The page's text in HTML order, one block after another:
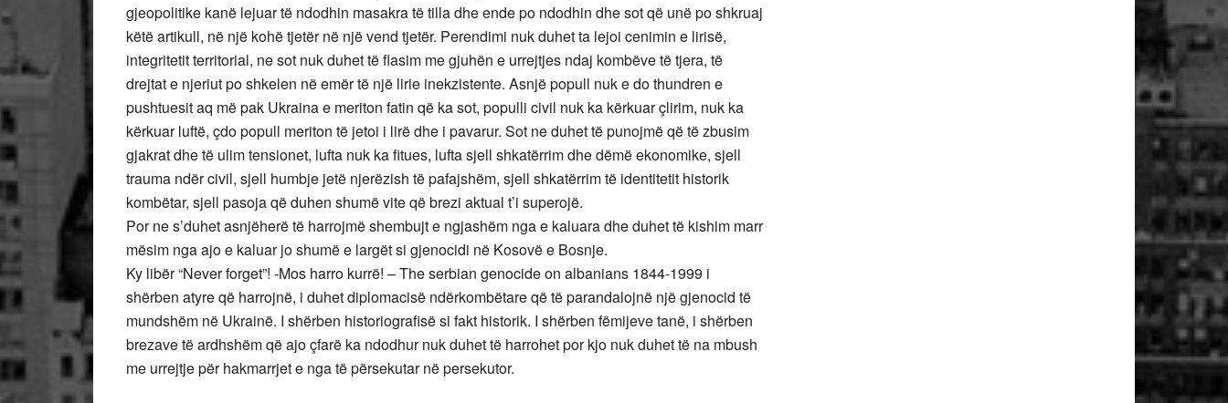
gjeopolitike kanë lejuar të ndodhin masakra të tilla dhe ende po ndodhin dhe sot që unë po shkruaj
këtë artikull, në një kohë tjetër në një vend tjetër. Perendimi nuk duhet ta lejoi cenimin e lirisë,
integritetit territorial, ne sot nuk duhet të flasim me gjuhën e urrejtjes ndaj kombëve të tjera, të
drejtat e njeriut po shkelen në emër të një lirie inekzistente. Asnjë popull nuk e do thundren e
pushtuesit aq më pak Ukraina e meriton fatin që ka sot, populli civil nuk ka kërkuar çlirim, nuk ka
kërkuar luftë, çdo popull meriton të jetoi i lirë dhe i pavarur. Sot ne duhet të punojmë që të zbusim
gjakrat dhe të ulim tensionet, lufta nuk ka fitues, lufta sjell shkatërrim dhe dëmë ekonomike, sjell
trauma ndër civil, sjell humbje jetë njerëzish të pafajshëm, sjell shkatërrim të identitetit historik
kombëtar, sjell pasoja që duhen shumë vite që brezi aktual t’i superojë.
Por ne s’duhet asnjëherë të harrojmë shembujt e ngjashëm nga e kaluara dhe duhet të kishim marr
mësim nga ajo e kaluar jo shumë e largët si gjenocidi në Kosovë e Bosnje.
Ky libër “Never forget”! -Mos harro kurrë! – The serbian genocide on albanians 1844-1999 i
shërben atyre që harrojnë, i duhet diplomacisë ndërkombëtare që të parandalojnë një gjenocid të
mundshëm në Ukrainë. I shërben historiografisë si fakt historik. I shërben fëmijeve tanë, i shërben
brezave të ardhshëm që ajo çfarë ka ndodhur nuk duhet të harrohet por kjo nuk duhet të na mbush
me urrejtje për hakmarrjet e nga të përsekutar në persekutor.